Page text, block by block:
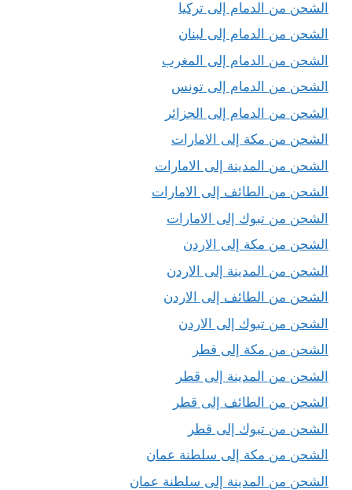
الشحن من الدمام إلى تركيا
الشحن من الدمام إلى لبنان
الشحن من الدمام إلى المغرب
الشحن من الدمام إلى تونس
الشحن من الدمام إلى الجزائر
الشحن من مكة إلى الامارات
الشحن من المدينة إلى الامارات
الشحن من الطائف إلى الامارات
الشحن من تبوك إلى الامارات
الشحن من مكة إلى الاردن
الشحن من المدينة إلى الاردن
الشحن من الطائف إلى الاردن
الشحن من تبوك إلى الاردن
الشحن من مكة إلى قطر
الشحن من المدينة إلى قطر
الشحن من الطائف إلى قطر
الشحن من تبوك إلى قطر
الشحن من مكة إلى سلطنة عمان
الشحن من المدينة إلى سلطنة عمان